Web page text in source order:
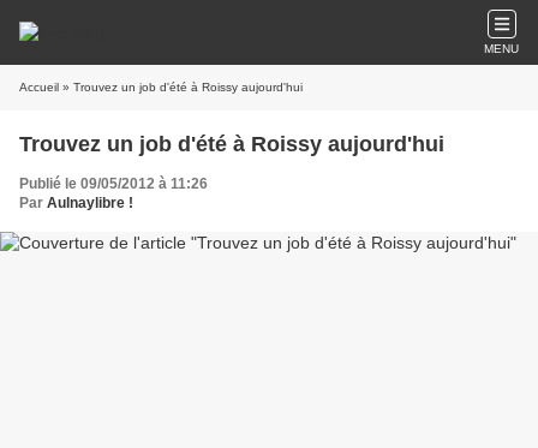
MENU
Accueil » Trouvez un job d'été à Roissy aujourd'hui
Trouvez un job d'été à Roissy aujourd'hui
Publié le 09/05/2012 à 11:26
Par Aulnaylibre !